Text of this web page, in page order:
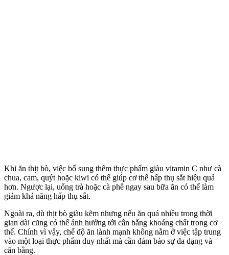
Khi ăn thịt bò, việc bổ sung thêm thực phẩm giàu vitamin C như cà
chua, cam, quýt hoặc kiwi có thể giúp c‌ơ th‌ể hấp thụ sắt hiệu quả
hơn. Ngược lại, uống trà hoặc cà phê ngay sau bữa ăn có thể làm
giảm khả năng hấp thụ sắt.
Ngoài ra, dù thịt bò giàu kẽm nhưng nếu ăn quá nhiều trong thời
gian dài cũng có thể ảnh hưởng tới cân bằng khoáng chất trong c‌ơ
th‌ể. Chính vì vậy, chế độ ăn lành mạnh không nằm ở việc tập trung
vào một loại thực phẩm duy nhất mà cần đảm bảo sự đa dạng và
cân bằng.